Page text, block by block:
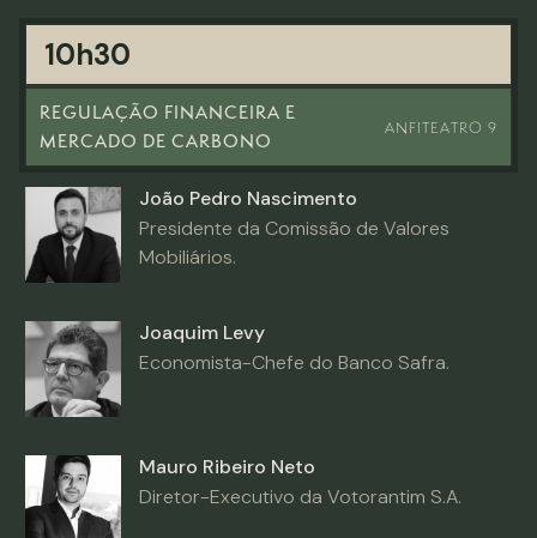
10h30
REGULAÇÃO FINANCEIRA E
MERCADO DE CARBONO
ANFITEATRO 9
João Pedro Nascimento
Presidente da Comissão de Valores
Mobiliários.
Joaquim Levy
Economista-Chefe do Banco Safra.
Mauro Ribeiro Neto
Diretor-Executivo da Votorantim S.A.